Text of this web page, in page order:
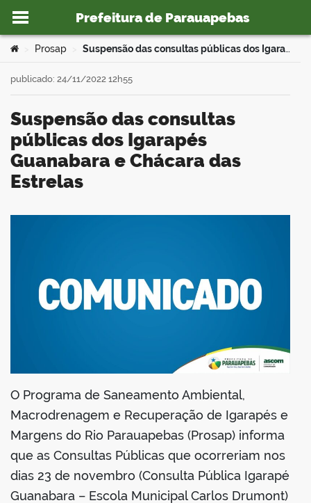
Ir para o conteúdo
Prefeitura de Parauapebas
portal
Você está aqui:
Prosap Suspensão das consultas públicas dos Igarapés Guanabara e Chácara das Estrelas
Suspensão das consultas
públicas dos Igarapés
Guanabara e Chácara das
Estrelas
publicado: 24/11/2022 12h55
O Programa de Saneamento Ambiental,
Macrodrenagem e Recuperação de Igarapés e
Margens do Rio Parauapebas (Prosap) informa
que as Consultas Públicas que ocorreriam nos
dias 23 de novembro (Consulta Pública Igarapé
Guanabara – Escola Municipal Carlos Drumont)